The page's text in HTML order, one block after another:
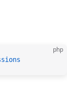
php